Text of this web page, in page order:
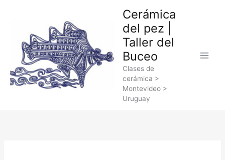
Cerámica
del pez |
Taller del
Buceo
Clases de
cerámica >
Montevideo >
Uruguay